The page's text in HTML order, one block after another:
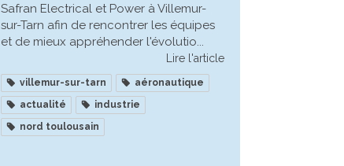
Safran Electrical et Power à Villemur-
sur-Tarn afin de rencontrer les équipes
et de mieux appréhender l'évolutio...
Lire l'article
villemur-sur-tarn
aéronautique
actualité
industrie
nord toulousain